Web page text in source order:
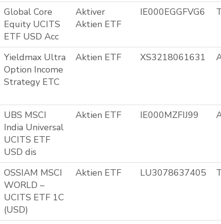
Global Core
Equity UCITS
ETF USD Acc
Aktiver
Aktien ETF
IE000EGGFVG6
Yieldmax Ultra
Option Income
Strategy ETC
Aktien ETF XS3218061631
UBS MSCI
India Universal
UCITS ETF
USD dis
Aktien ETF IE000MZFIJ99
OSSIAM MSCI
WORLD –
UCITS ETF 1C
(USD)
Aktien ETF LU3078637405